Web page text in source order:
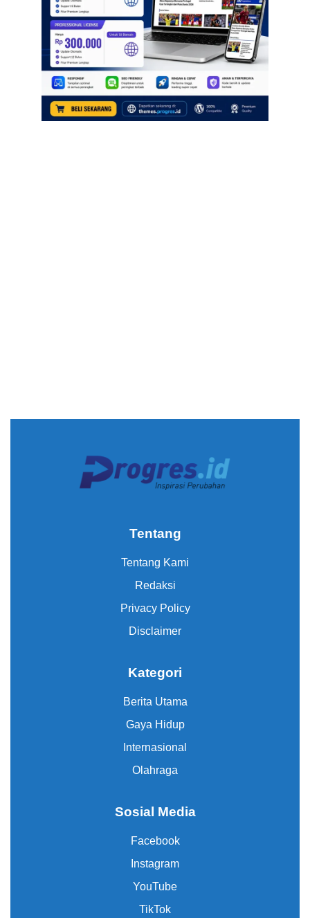
Tentang
Tentang Kami
Redaksi
Privacy Policy
Disclaimer
Kategori
Berita Utama
Gaya Hidup
Internasional
Olahraga
Sosial Media
Facebook
Instagram
YouTube
TikTok